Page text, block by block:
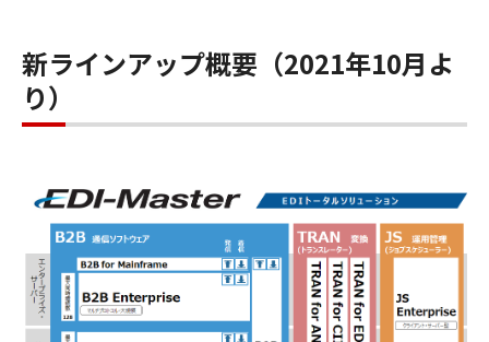
新ラインアップ概要（2021年10月よ
り）